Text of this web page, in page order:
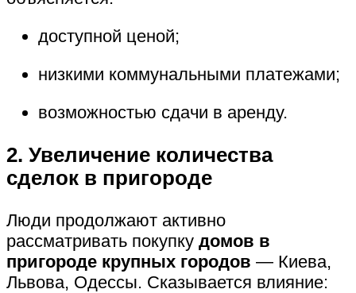
доступной ценой;
низкими коммунальными платежами;
возможностью сдачи в аренду.
2. Увеличение количества
сделок в пригороде
Люди продолжают активно
рассматривать покупку домов в
пригороде крупных городов — Киева,
Львова, Одессы. Сказывается влияние: